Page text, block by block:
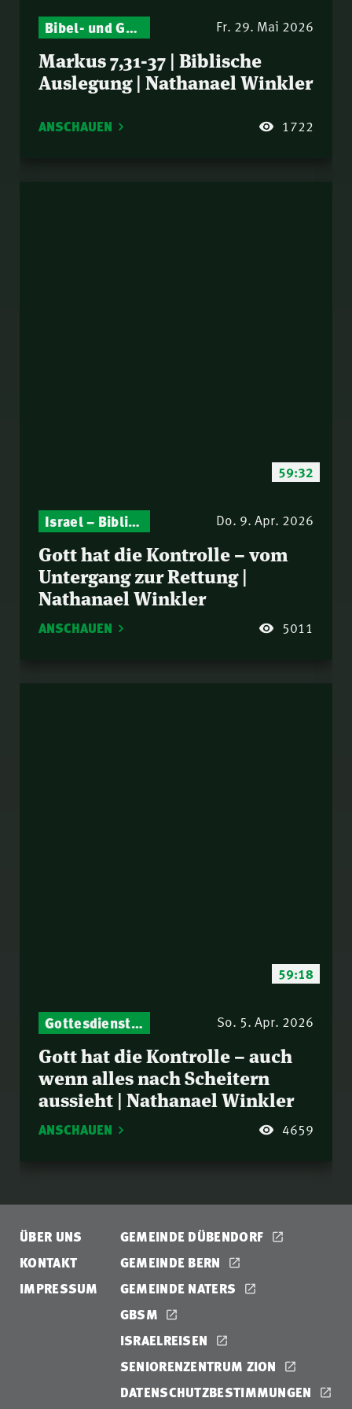
Bibel- und Gebetsstunde – Jeden Donnerstag neu: Vers-für-Vers-Auslegungen Fr. 29. Mai 2026
Markus 7,31-37 | Biblische
Auslegung | Nathanael Winkler
ANSCHAUEN 1722
59:32
Gottesdienst-Botschaften – Jeden Sonntag neu: Aktuelle Predigten vom Mitternachtsruf
Israel – Biblische Perspektiven & aktuelle Einordnungen Do. 9. Apr. 2026
Gott hat die Kontrolle – vom
Untergang zur Rettung |
Nathanael Winkler
ANSCHAUEN 5011
59:18
Gottesdienst-Botschaften – Jeden Sonntag neu: Aktuelle Predigten vom Mitternachtsruf So. 5. Apr. 2026
Gott hat die Kontrolle – auch
wenn alles nach Scheitern
aussieht | Nathanael Winkler
ANSCHAUEN 4659
ÜBER UNS
KONTAKT
IMPRESSUM
GEMEINDE DÜBENDORF
GEMEINDE BERN
GEMEINDE NATERS
GBSM
ISRAELREISEN
SENIORENZENTRUM ZION
DATENSCHUTZBESTIMMUNGEN